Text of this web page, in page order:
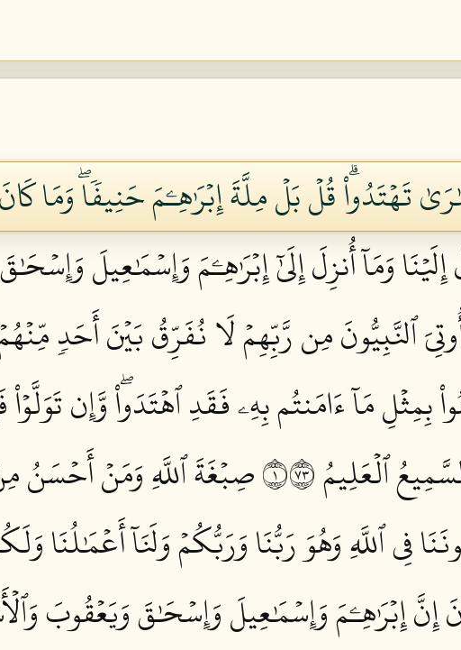
تَهۡتَدُواْۗ قُلۡ بَلۡ مِلَّةَ إِبۡرَٰهِـۧمَ حَنِيفٗاۖ وَمَا كَانَ
إِلَيۡنَا وَمَآ أُنزِلَ إِلَىٰٓ إِبۡرَٰهِـۧمَ وَإِسۡمَٰعِيلَ
ٱلنَّبِيُّونَ مِن رَّبِّهِمۡ لَا نُفَرِّقُ بَيۡنَ أَحَدٖ
بِمِثۡلِ مَآ ءَامَنتُم بِهِۦ فَقَدِ ٱهۡتَدَواْۖ وَّإِن
ٱلۡعَلِيمُ ١٣٧
صِبۡغَةَ ٱللَّهِ وَمَنۡ أَحۡسَنُ
فِي ٱللَّهِ وَهُوَ رَبُّنَا وَرَبُّكُمۡ وَلَنَآ أَعۡمَٰلُنَا
إِنَّ إِبۡرَٰهِـۧمَ وَإِسۡمَٰعِيلَ وَإِسۡحَٰقَ وَيَعۡقُوبَ